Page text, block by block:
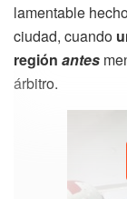
lamentable
ciudad, cuando
región antes
árbitro.